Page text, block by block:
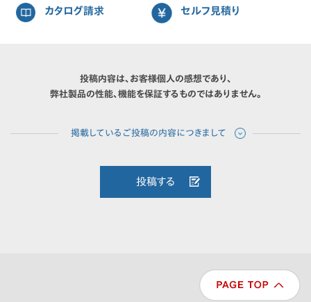
カタログ請求 セルフ見積り
投稿内容は、お客様個人の感想であり、
弊社製品の性能、機能を保証するものではありません。
投稿する